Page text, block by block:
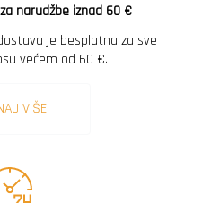
narudžbe iznad 60 €
je besplatna za sve
većem od 60 €.
VIŠE